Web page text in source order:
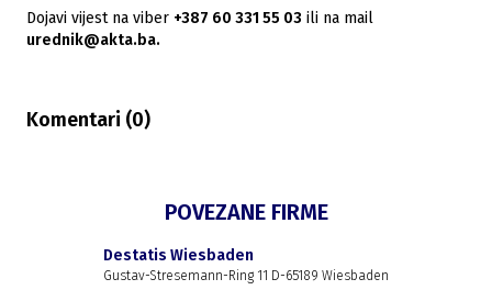
Dojavi vijest na viber +387 60 331 55 03 ili na mail
urednik@akta.ba.
Komentari (0)
POVEZANE FIRME
Destatis Wiesbaden
Gustav-Stresemann-Ring 11 D-65189 Wiesbaden